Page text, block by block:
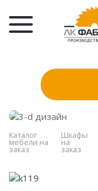
Каталог
мебели на
заказ
Шкафы
на
заказ